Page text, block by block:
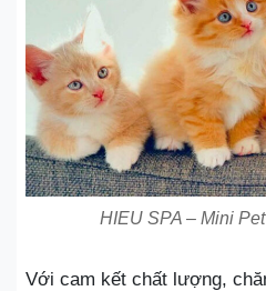
HIEU SPA – Mini
Với cam kết chất lượng,